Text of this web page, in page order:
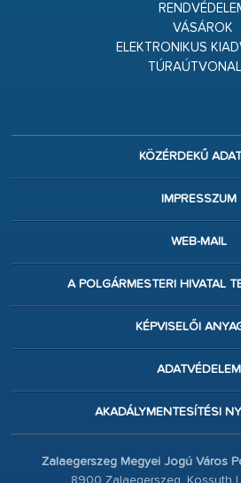
VÁSÁROK
ELEKTRONIKUS
KÖZÉRDEKŰ
IMPRESSZUM
WEB-MAIL
A POLGÁRMESTERI HIVATAL
KÉPVISELŐI
ADATVÉDELEM
AKADÁLYMENTESÍTÉSI
Zalaegerszeg Megyei Jogú Város
8900 Zalaegerszeg, Kossuth